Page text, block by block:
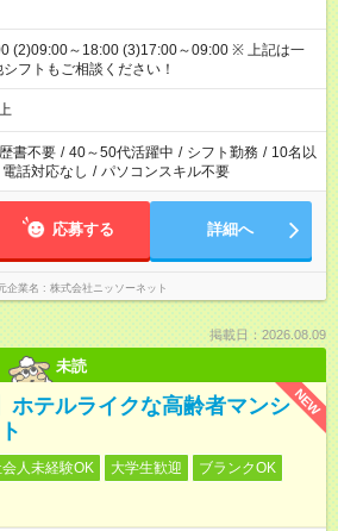
～18:00 (3)17:00～09:00 ※ 上記は一
フトもご相談ください！
書不要 / 40～50代活躍中 / シフト勤務 / 10名以
電話対応なし / パソコンスキル不要
応募する 詳細へ
企業名 株式会社ニッソーネット
掲載日：2026.08.09
未読
NEW
ホテルライクな高齢者マンシ
人未経験OK 大学生歓迎
ブランクOK